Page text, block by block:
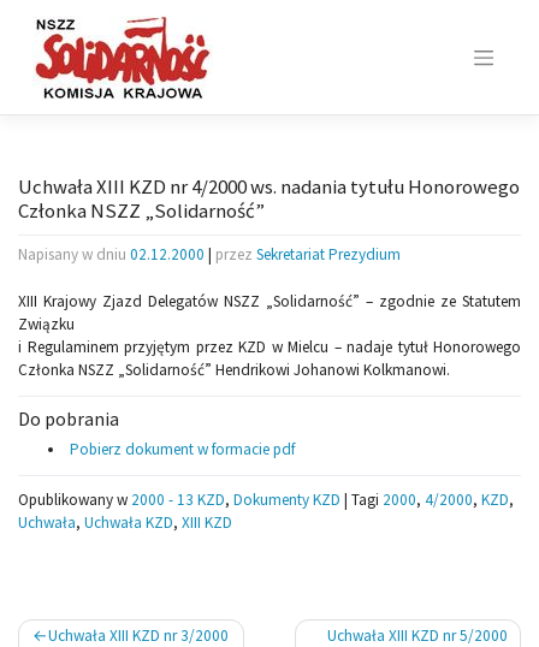
content
Uchwała XIII KZD nr 4/2000 ws. nadania tytułu Honorowego
Członka NSZZ „Solidarność”
Napisany w dniu 02.12.2000 | przez Sekretariat Prezydium
XIII Krajowy Zjazd Delegatów NSZZ „Solidarność” – zgodnie ze Statutem
Związku
i Regulaminem przyjętym przez KZD w Mielcu – nadaje tytuł Honorowego
Członka NSZZ „Solidarność” Hendrikowi Johanowi Kolkmanowi.
Do pobrania
Pobierz dokument w formacie pdf
Opublikowany w 2000 - 13 KZD, Dokumenty KZD | Tagi 2000, 4/2000, KZD,
Uchwała, Uchwała KZD, XIII KZD
Nawigacja
Uchwała XIII KZD nr 3/2000
Uchwała XIII KZD nr 5/2000